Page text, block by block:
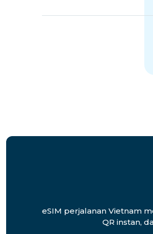
eSIM perjalanan Vietnam
QR instan,